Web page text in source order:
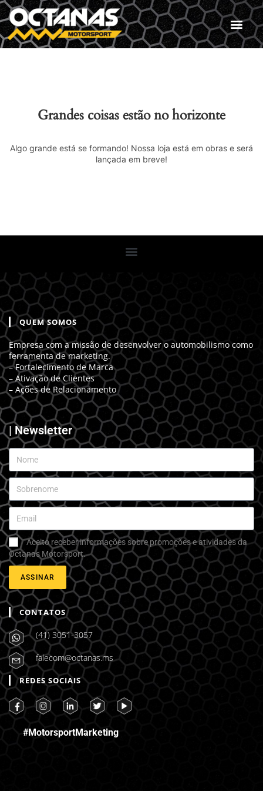
Grandes coisas estão no horizonte
Algo grande está se formando! Nossa loja está em obras e será
lançada em breve!
QUEM SOMOS
Empresa com a missão de desenvolver o automobilismo como
ferramenta de marketing.
– Fortalecimento de Marca
– Ativação de Clientes
– Ações de Relacionamento
| Newsletter
Aceito receber informações sobre promoções e atividades da
Octanas Motorsport.
ASSINAR
CONTATOS
(41) 3051-3057
falecom@octanas.ms
REDES SOCIAIS
#MotorsportMarketing